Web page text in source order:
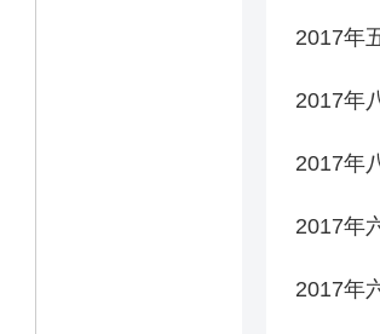
2017年
2017年
2017年
2017年
2017年